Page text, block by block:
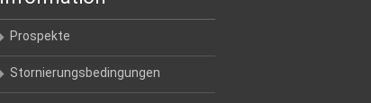
Prospekte
Stornierungsbedingungen